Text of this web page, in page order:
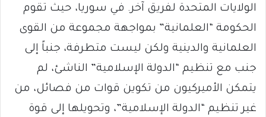
الولايات المتحدة لفريق آخر. في سوريا، حيث تقوم
الحكومة “العلمانية” بمواجهة مجموعة من القوى
العلمانية والدينية ولكن ليست متطرفة، جنباً إلى
جنب مع تنظيم “الدولة الإسلامية” الناشئ، لم
يتمكن الأميركيون من تكوين قوات من فصائل، من
غير تنظيم “الدولة الإسلامية”، وتحويلها إلى قوة